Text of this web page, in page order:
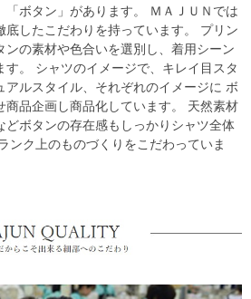
「ボタン」があります。 ＭＡＪＵＮでは
底したこだわりを持っています。 プリン
ンの素材や色合いを選別し、着用シーン
す。 シャツのイメージで、キレイ目スタ
アルスタイル、それぞれのイメージに ボ
商品企画し商品化しています。 天然素材
どボタンの存在感もしっかりシャツ全体
ンク上のものづくりをこだわっていま